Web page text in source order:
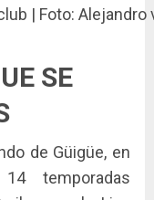
| Foto: Alejandro
SE
de Güigüe, en
temporadas